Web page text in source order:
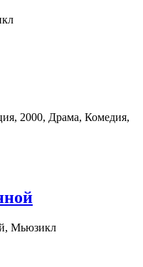
2000, Драма, Комедия,
Мьюзикл